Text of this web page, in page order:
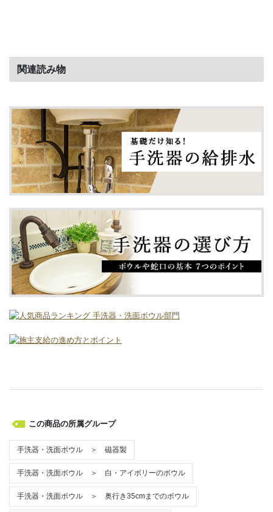
関連読み物
この商品の所属グループ
手洗器・洗面ボウル ＞ 磁器製
手洗器・洗面ボウル ＞ 白・アイボリーのボウル
手洗器・洗面ボウル ＞ 奥行き35cmまでのボウル